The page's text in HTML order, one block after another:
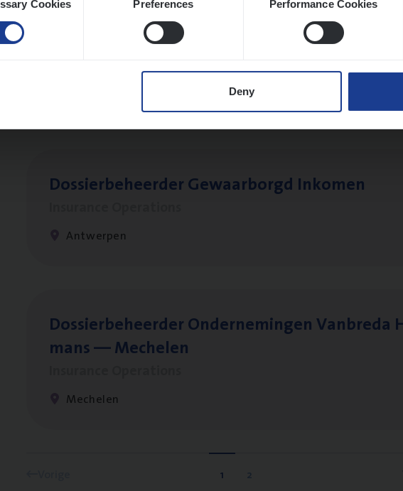
Cookies Preferences Performance Cookies
Deny
Cus­to­mer Care Expert
Customer Services
Dos­sier­be­heer­der Gewaar­borgd Inkomen
Antwerpen
Dos­sier­be­heer­der Onder­ne­min­gen Van­b­re­da
mans — Mechelen
Mechelen
1 2